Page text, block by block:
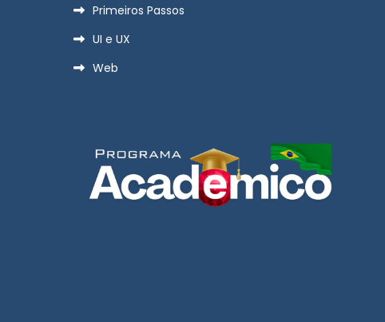
Primeiros Passos
UI e UX
Web